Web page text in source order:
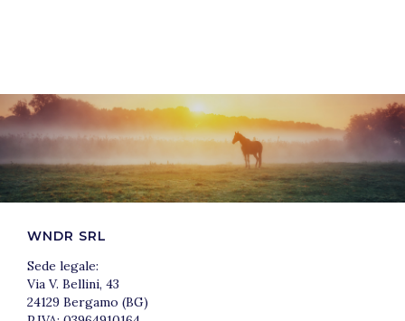
WNDR SRL
Sede legale:
Via V. Bellini, 43
24129 Bergamo (BG)